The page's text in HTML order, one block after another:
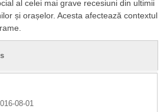
al celei mai grave recesiuni din ultimii
și orașelor. Acesta afectează contextul
08-01